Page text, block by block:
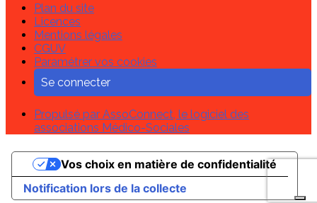
Plan du site
Licences
Mentions légales
CGUV
Paramétrer vos cookies
Se connecter
Propulsé par AssoConnect, le logiciel des
associations Médico-Sociales
Notification lors de la collecte
Vos choix en matière de confidentialité